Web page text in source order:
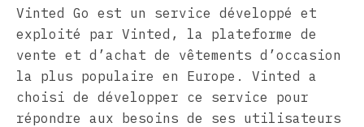
Vinted Go est un service développé et
exploité par Vinted, la plateforme de
vente et d’achat de vêtements d’occasion
la plus populaire en Europe. Vinted a
choisi de développer ce service pour
répondre aux besoins de ses utilisateurs